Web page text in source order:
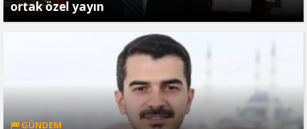
ortak özel yayın
GÜNDEM